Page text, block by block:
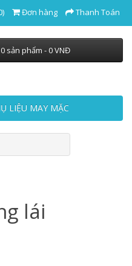
Đơn hàng Thanh Toán
0 sản phẩm - 0 VNĐ
LIỆU MAY MẶC
lái